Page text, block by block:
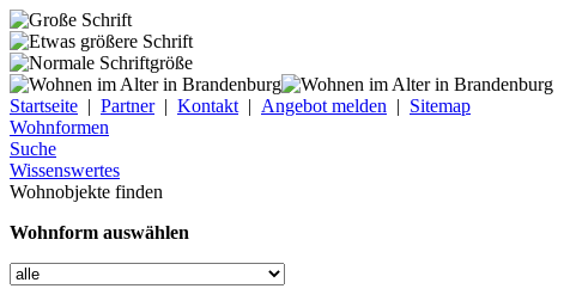
Startseite | Partner| Kontakt | Angebot melden | Sitemap
Wohnformen
Suche
Wissenswertes
Wohnobjekte finden
Wohnform auswählen